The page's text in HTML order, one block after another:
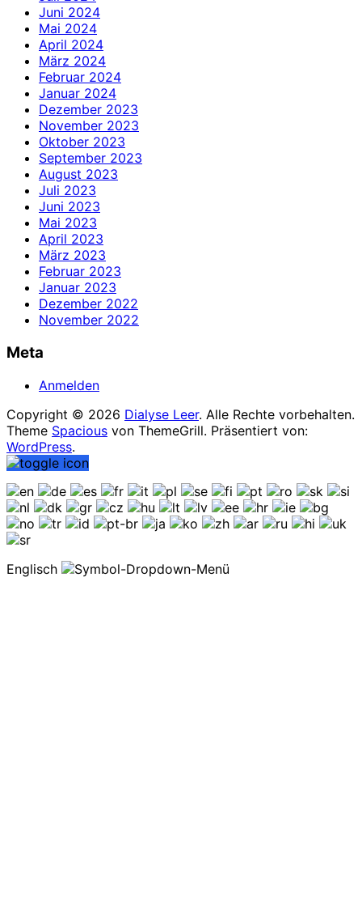
Juni 2024
Mai 2024
April 2024
März 2024
Februar 2024
Januar 2024
Dezember 2023
November 2023
Oktober 2023
September 2023
August 2023
Juli 2023
Juni 2023
Mai 2023
April 2023
März 2023
Februar 2023
Januar 2023
Dezember 2022
November 2022
Meta
Anmelden
Copyright © 2026 Dialyse Leer. Alle Rechte vorbehalten.
Theme Spacious von ThemeGrill. Präsentiert von:
WordPress.
Englisch